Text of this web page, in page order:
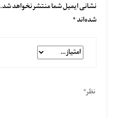
نشانی ایمیل شما منتشر نخواهد شد.
شده‌اند*